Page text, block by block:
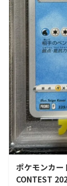
ポケモンカー
CONTEST